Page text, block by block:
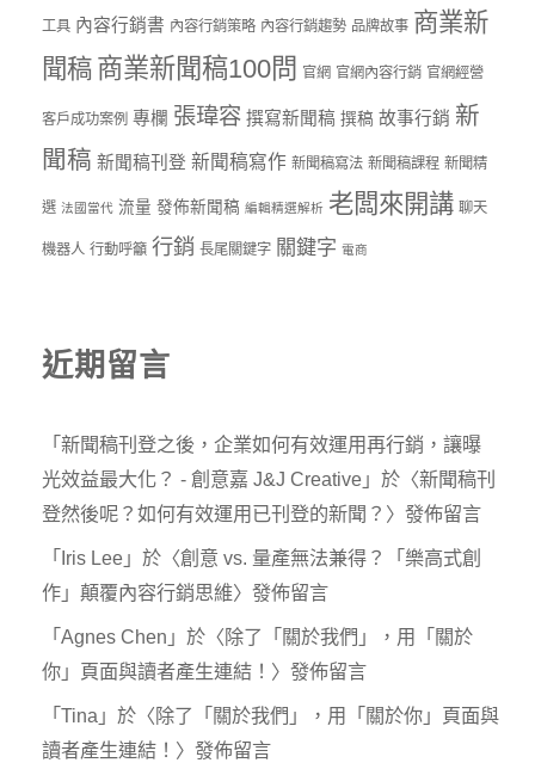
工具 內容行銷書 內容行銷策略 內容行銷趨勢 品牌故事 商業新
聞稿 商業新聞稿100問 官網 官網內容行銷 官網經營
客戶成功案例 專欄 張瑋容 撰寫新聞稿 撰稿 故事行銷 新
聞稿 新聞稿刊登 新聞稿寫作 新聞稿寫法 新聞稿課程 新聞精
選 法國當代 流量 發佈新聞稿 編輯精選解析 老闆來開講 聊天
機器人 行動呼籲 行銷 長尾關鍵字 關鍵字 電商
近期留言
「 新聞稿刊登之後，企業如何有效運用再行銷，讓曝
光效益最大化？ - 創意嘉 J&J Creative 」於〈新聞稿刊
登然後呢？如何有效運用已刊登的新聞？ 〉發佈留言
「 Iris Lee 」於〈創意 vs. 量產無法兼得？「樂高式創
作」顛覆內容行銷思維〉發佈留言
「 Agnes Chen 」於〈除了「關於我們」，用「關於
你」頁面與讀者產生連結！ 〉發佈留言
「 Tina 」於〈除了「關於我們」，用「關於你」頁面與
讀者產生連結！ 〉發佈留言